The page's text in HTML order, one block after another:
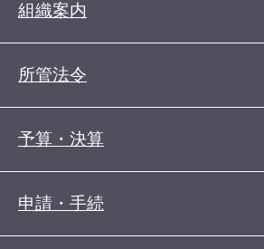
組織案内
所管法令
予算・決算
申請・手続